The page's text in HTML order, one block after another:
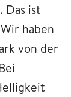
Das ist
haben
von der